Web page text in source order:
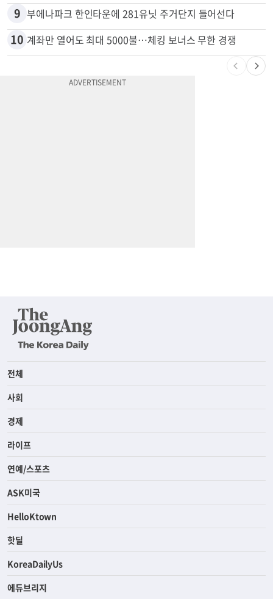
9 부에나파크 한인타운에 281유닛 주거단지 들어선다
10 계좌만 열어도 최대 5000불…체킹 보너스 무한 경쟁
전체
사회
경제
라이프
연예/스포츠
ASK미국
HelloKtown
핫딜
KoreaDailyUs
에듀브리지